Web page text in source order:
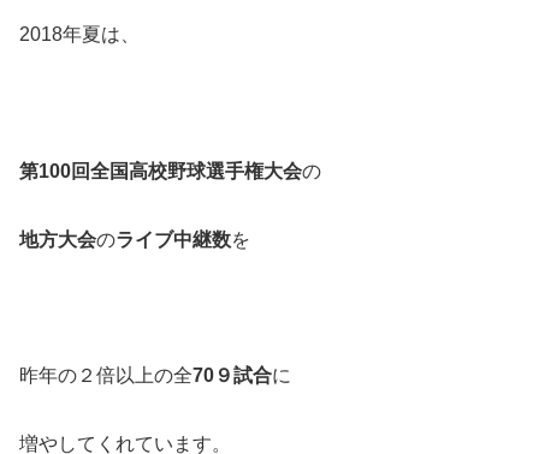
2018年夏は、
第100回全国高校野球選手権大会の
地方大会のライブ中継数を
昨年の２倍以上の全70９試合に
増やしてくれています。